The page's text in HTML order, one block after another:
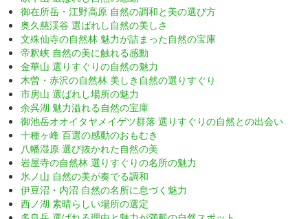
御在所岳・江野高原 自然の調和と美の選び方
奥久慈渓谷 選ばれし自然の美しさ
文殊仙寺の自然林 魅力が詰まった自然の宝庫
帝釈峡 自然の美に触れる感動
金華山 選りすぐりの自然の魅力
木曽・赤沢の自然林 美しき自然の選りすぐり
市房山 選ばれし場所の魅力
余呉湖 魅力溢れる自然の宝庫
御池岳オオイタヤメイゲツ群落 選りすぐりの自然との出会い
十種ヶ峰 百選の感動のおもむき
八幡湿原 選び抜かれた自然の美
岩屋寺の自然林 選りすぐりの名所の魅力
氷ノ山 自然の美が奏でる調和
伊豆沼・内沼 自然の名所に息づく魅力
西ノ湖 素晴らしい場所の選定